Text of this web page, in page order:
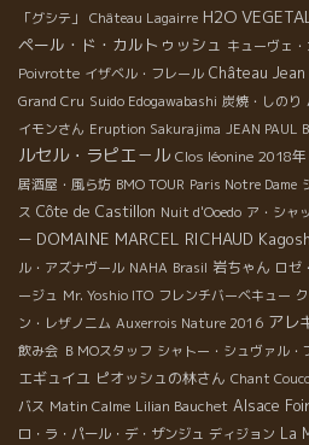
「グシテ」
Château Lagairre H2O
ペール・ド・カルトゥッシュ キューヴェ
Poivrotte イザベル・フレール Château Jean
Grand Cru Suido Edogawabashi 炭焼・しのり
イモンさん Eruption Sakurajima JEAN PAUL
ルセル・ラピエ－ル Clos léonine 2018
居酒屋・風ら坊 BMO TOUR Paris Notre Dame
ス Côte de Castillon Nuit d'Ooedo ア・シャ
ー DOMAINE MARCEL RICHAUD
ル・アズナヴール NAHA Brasil 岩ちゃん ロゼ
ージュ Mr. Yoshio ITO フレンチバーベキュー
ン・レザノニム Auxerrois Nature 2016 アレ
飲み会 ＢＭОスタッフ シャトー・シュヴァル・
エギュイユ ピオッシュの林さん Chant
バス Matin Calme Lilian Bauchet Alsace
ロ・ラ・パール・デ・ザンジュ ディジョン La